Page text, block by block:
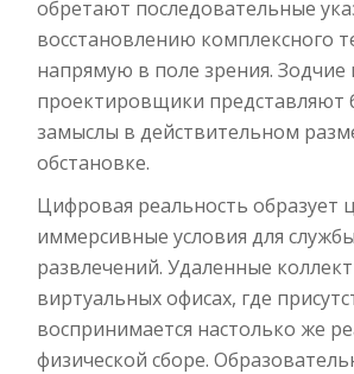
обретают последовательные
восстановлению комплексного
напрямую в поле зрения. Зодчие
проектировщики представляют
замыслы в действительном
обстановке.
Цифровая реальность образует
иммерсивные условия для
развлечений. Удаленные
виртуальных офисах, где
воспринимается настолько же
физической сборе.